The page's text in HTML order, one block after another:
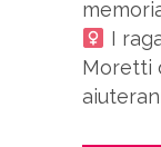
I
Moretti